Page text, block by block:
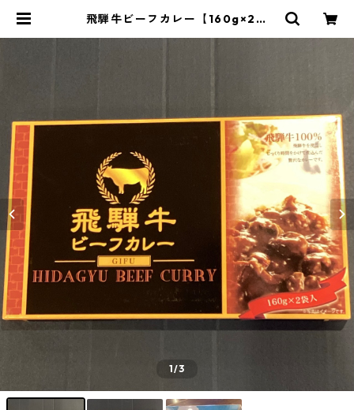
飛騨牛ビーフカレー【160g×2袋
1/3